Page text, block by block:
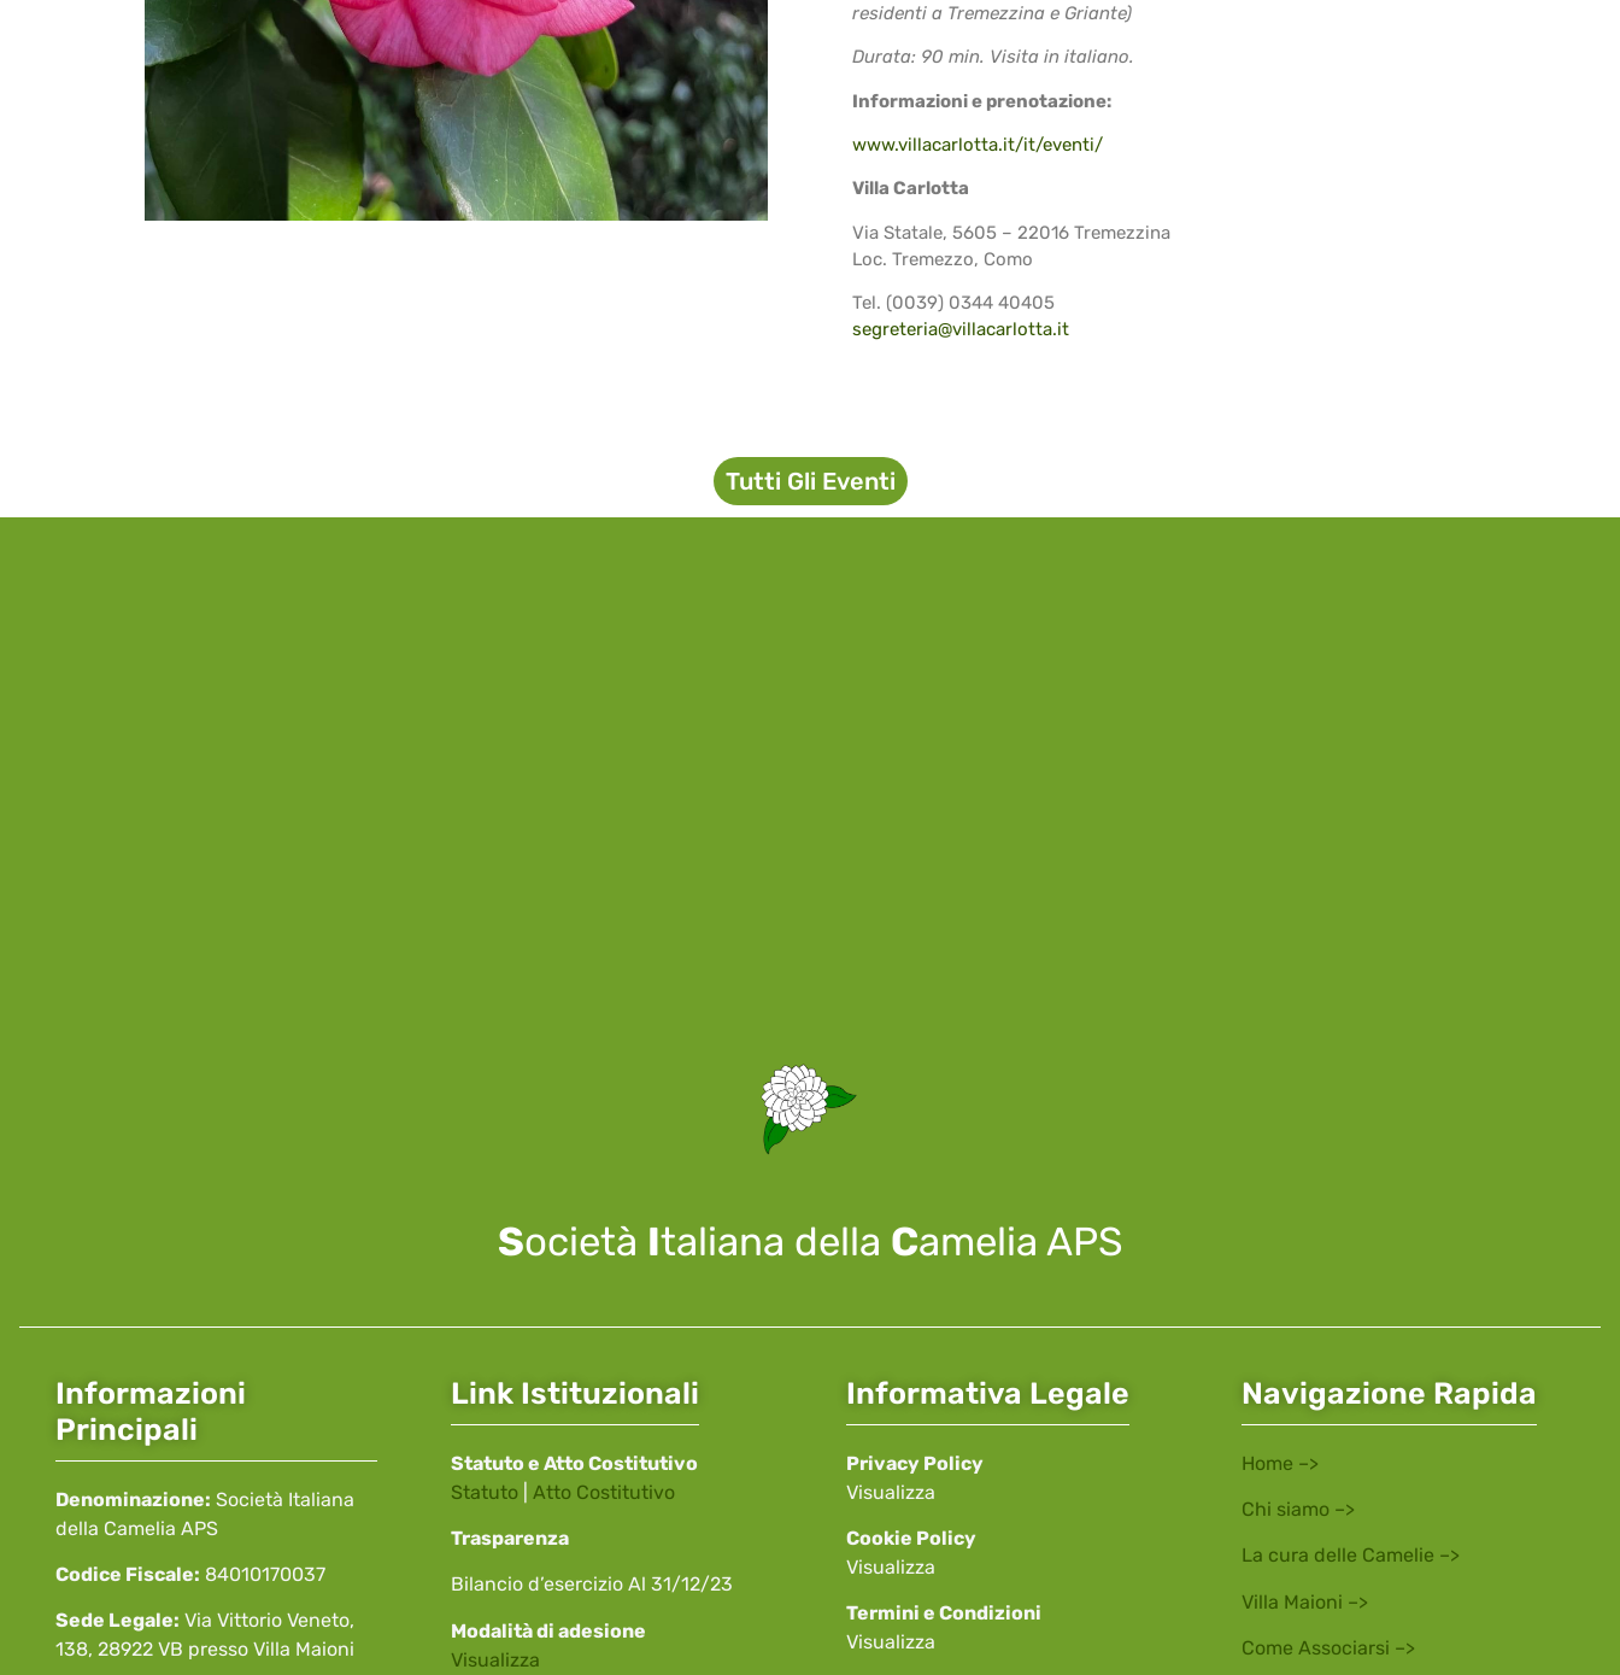
residenti a Tremezzina e Griante)
Durata: 90 min. Visita in italiano.
Informazioni e prenotazione:
www.villacarlotta.it/it/eventi/
Villa Carlotta
Via Statale, 5605 – 22016 Tremezzina
Loc. Tremezzo, Como
Tel. (0039) 0344 40405
segreteria@villacarlotta.it
Tutti Gli Eventi
Società Italiana della Camelia APS
Informazioni
Principali
Denominazione: Società Italiana
della Camelia APS
Codice Fiscale: 84010170037
Sede Legale: Via Vittorio Veneto,
138, 28922 VB presso Villa Maioni
Link Istituzionali
Statuto e Atto Costitutivo
Statuto
Atto Costitutivo
Trasparenza
Bilancio d’esercizio Al 31/12/23
Modalità di adesione
Visualizza
Informativa Legale
Privacy Policy
Visualizza
Cookie Policy
Visualizza
Termini e Condizioni
Visualizza
Navigazione Rapida
Home –>
Chi siamo –>
La cura delle Camelie –>
Villa Maioni –>
Come Associarsi –>